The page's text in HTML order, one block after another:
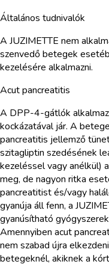
Általános tudnivalók
A JUZIMETTE nem
szenvedő betegek
kezelésére alkalmazni.
Acut pancreatitis
A DPP-4-gátlók
kockázatával jár. A
pancreatitis jellemző
szitagliptin szedésének
kezeléssel vagy anélkül)
meg, de nagyon ritka
pancreatitist és/vagy
gyanúja áll fenn, a
gyanúsítható
Amennyiben acut
nem szabad újra
betegeknél, akiknek a